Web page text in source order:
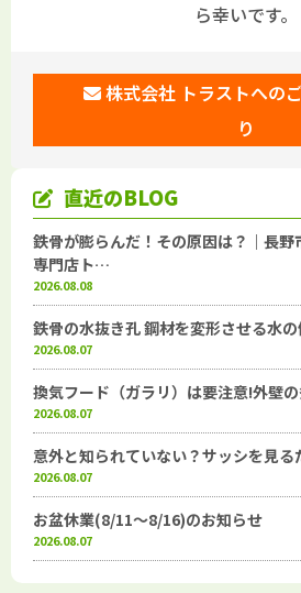
ら幸いです。
株式会社 トラストへの
り
直近のBLOG
鉄骨が膨らんだ！その原因は？｜長
専門店ト…
2026.08.08
鉄骨の水抜き孔 鋼材を変形させる水
2026.08.07
換気フード（ガラリ）は要注意!外壁
2026.08.07
意外と知られていない？サッシを見る
2026.08.07
お盆休業(8/11～8/16)のお知らせ
2026.08.07